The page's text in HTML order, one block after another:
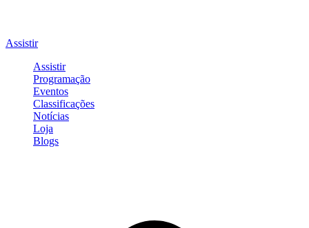
Assistir
Assistir
Programação
Eventos
Classificações
Notícias
Loja
Blogs